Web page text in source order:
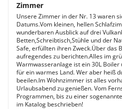
Zimmer
Unsere Zimmer in der Nr. 13 waren
Datums.Vom kleinen, hellen
wunderbaren Ausblick auf drei
Betten,Schreibtisch,Stühle und der
Safe, erfüllten ihren Zweck.Über das
aufregendes zu berichten.Alles im
Warmwasseranlage ist ein 30L
für ein warmes Land. Wer aber heiß
beeilen.Im Wohnzimmer ist alles
Urlaubsabend zu genießen. Vom
Programmen, bis zu einer
im Katalog beschrieben!